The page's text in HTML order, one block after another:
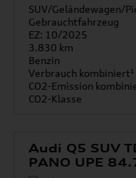
SUV/Geländewagen/
Gebrauchtfahrzeug
EZ: 10/2025
3.830 km
Benzin
Verbrauch kombiniert¹
CO2-Emission
CO2-Klasse
Audi Q5 SUV
PANO UPE